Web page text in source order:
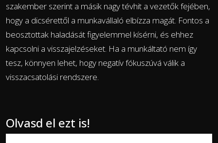
szakember szerint a másik nagy tévhit a vezetők fejében,
hogy a dicsérettől a munkavállaló elbízza magát. Fontos a
beosztottak haladását figyelemmel kísérni, és ehhez
kapcsolni a visszajelzéseket. Ha a munkáltató nem így
tesz, könnyen lehet, hogy negatív fókuszúvá válik a
visszacsatolási rendszere.
Olvasd el ezt is!